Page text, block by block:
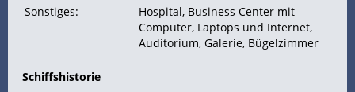
Sonstiges:
Hospital, Business Center mit
Computer, Laptops und Internet,
Auditorium, Galerie, Bügelzimmer
Schiffshistorie